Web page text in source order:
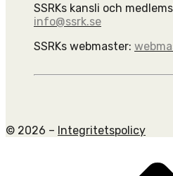
SSRKs kansli och
info@ssrk.se
SSRKs webmaster:
© 2026 – Integritetspolicy